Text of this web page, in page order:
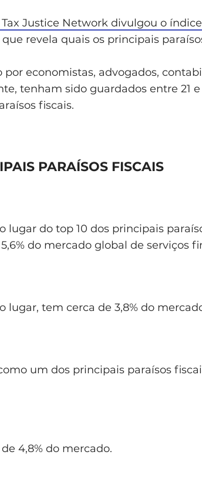
Justice Network divulgou o
que revela quais os principais
economistas, advogados,
tenham sido guardados entre 21
fiscais.
PARAÍSOS FISCAIS
lugar do top 10 dos principais
do mercado global de serviços
lugar, tem cerca de 3,8% do
um dos principais paraísos
4,8% do mercado.